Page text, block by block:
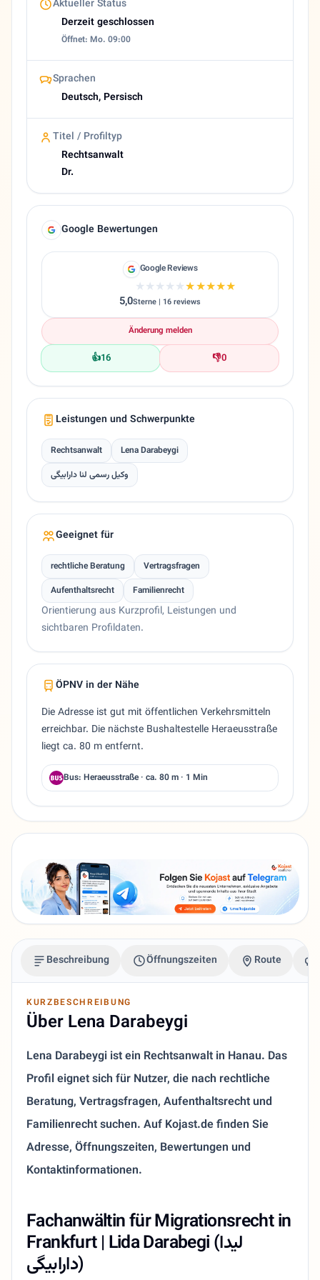
Aktueller Status
Derzeit geschlossen
Öffnet: Mo. 09:00
Sprachen
Deutsch, Persisch
Titel / Profiltyp
Rechtsanwalt
Dr.
Google Bewertungen
Google Reviews
★★★★★★★★★★
5,0Sterne | 16 reviews
Änderung melden
👍16 👎0
Leistungen und Schwerpunkte
Rechtsanwalt
Lena Darabeygi
وکیل رسمی لنا دارابیگی
Geeignet für
rechtliche Beratung
Vertragsfragen
Aufenthaltsrecht
Familienrecht
Orientierung aus Kurzprofil, Leistungen und
sichtbaren Profildaten.
ÖPNV in der Nähe
Die Adresse ist gut mit öffentlichen Verkehrsmitteln
erreichbar. Die nächste Bushaltestelle Heraeusstraße
liegt ca. 80 m entfernt.
Bus: Heraeusstraße · ca. 80 m · 1 Min
Beschreibung Öffnungszeiten Route
KURZBESCHREIBUNG
Über Lena Darabeygi
Lena Darabeygi ist ein Rechtsanwalt in Hanau. Das
Profil eignet sich für Nutzer, die nach rechtliche
Beratung, Vertragsfragen, Aufenthaltsrecht und
Familienrecht suchen. Auf Kojast.de finden Sie
Adresse, Öffnungszeiten, Bewertungen und
Kontaktinformationen.
Fachanwältin für Migrationsrecht in
Frankfurt | Lida Darabegi (لیدا
دارابیگی)